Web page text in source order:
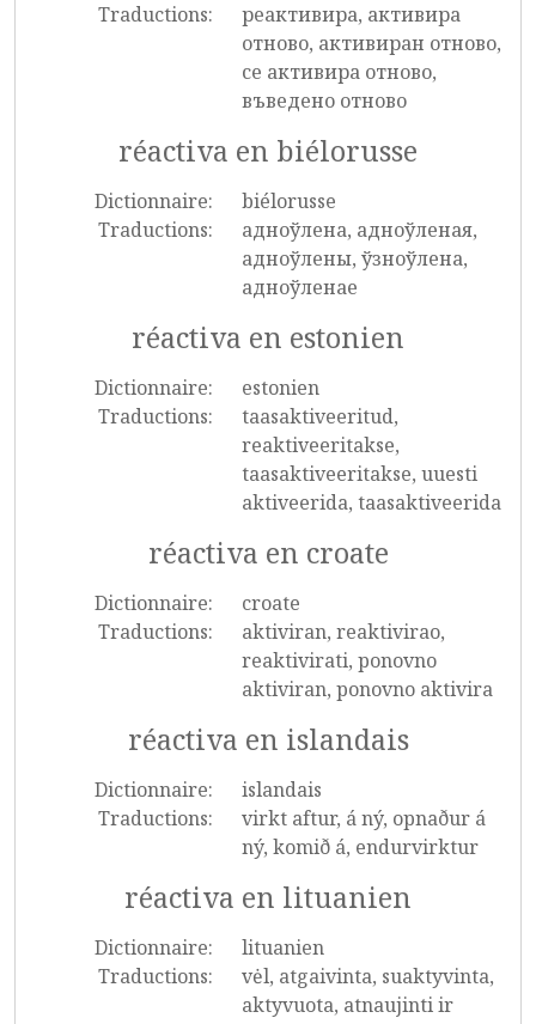
Traductions:
реактивира, активира
отново, активиран отново,
се активира отново,
въведено отново
réactiva en biélorusse
Dictionnaire:
biélorusse
Traductions:
адноўлена, адноўленая,
адноўлены, ўзноўлена,
адноўленае
réactiva en estonien
Dictionnaire:
estonien
Traductions:
taasaktiveeritud,
reaktiveeritakse,
taasaktiveeritakse, uuesti
aktiveerida, taasaktiveerida
réactiva en croate
Dictionnaire:
croate
Traductions:
aktiviran, reaktivirao,
reaktivirati, ponovno
aktiviran, ponovno aktivira
réactiva en islandais
Dictionnaire:
islandais
Traductions:
virkt aftur, á ný, opnaður á
ný, komið á, endurvirktur
réactiva en lituanien
Dictionnaire:
lituanien
Traductions:
vėl, atgaivinta, suaktyvinta,
aktyvuota, atnaujinti ir